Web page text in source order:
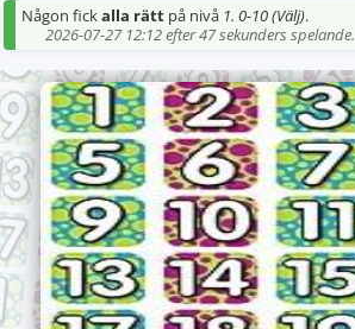
Någon fickalla rätt på nivå 1. 0-10 (Välj).
2026-07-27 12:12 efter 47 sekunders spelande.